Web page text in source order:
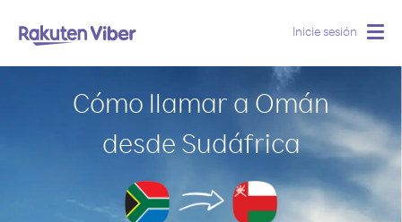
Inicie sesión
Cómo llamar a Omán
desde Sudáfrica